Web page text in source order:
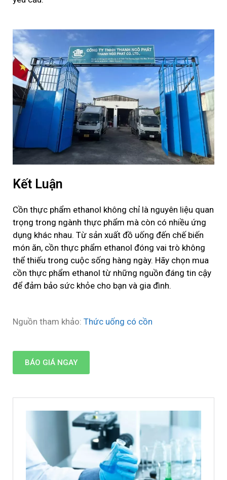
Kết Luận
Cồn thực phẩm ethanol không chỉ là nguyên liệu quan
trọng trong ngành thực phẩm mà còn có nhiều ứng
dụng khác nhau. Từ sản xuất đồ uống đến chế biến
món ăn, cồn thực phẩm ethanol đóng vai trò không
thể thiếu trong cuộc sống hàng ngày. Hãy chọn mua
cồn thực phẩm ethanol từ những nguồn đáng tin cậy
để đảm bảo sức khỏe cho bạn và gia đình.
Nguồn tham khảo: Thức uống có cồn
BÁO GIÁ NGAY